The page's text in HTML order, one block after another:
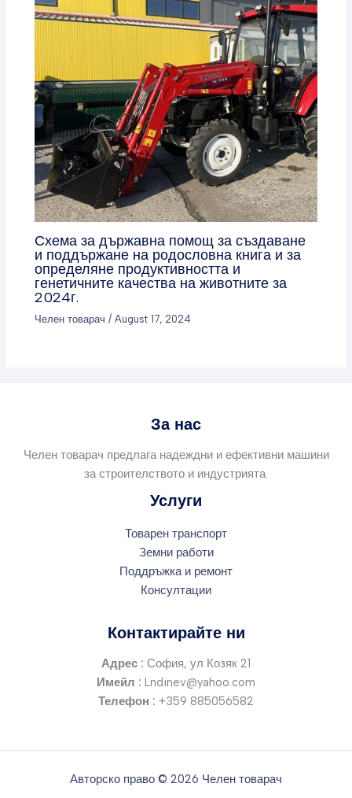
Схема за държавна помощ за създаване
и поддържане на родословна книга и за
определяне продуктивността и
генетичните качества на животните за
2024г.
Челен товарач /August 17, 2024
За нас
Челен товарач предлага надеждни и ефективни машини
за строителството и индустрията.
Услуги
Товарен транспорт
Земни работи
Поддръжка и ремонт
Консултации
Контактирайте ни
Адрес : София, ул Козяк 21
Имейл : Lndinev@yahoo.com
Телефон : +359 885056582
Авторско право © 2026 Челен товарач